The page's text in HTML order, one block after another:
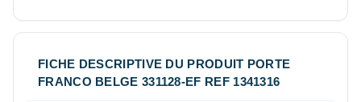
FICHE DESCRIPTIVE DU PRODUIT PORTE
FRANCO BELGE 331128-EF REF 1341316